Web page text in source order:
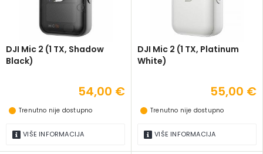
DJI Mic 2 (1 TX, Shadow
Black)
54,00 €
Trenutno nije dostupno
VIŠE INFORMACIJA
DJI Mic 2 (1 TX, Platinum
White)
55,00 €
Trenutno nije dostupno
VIŠE INFORMACIJA